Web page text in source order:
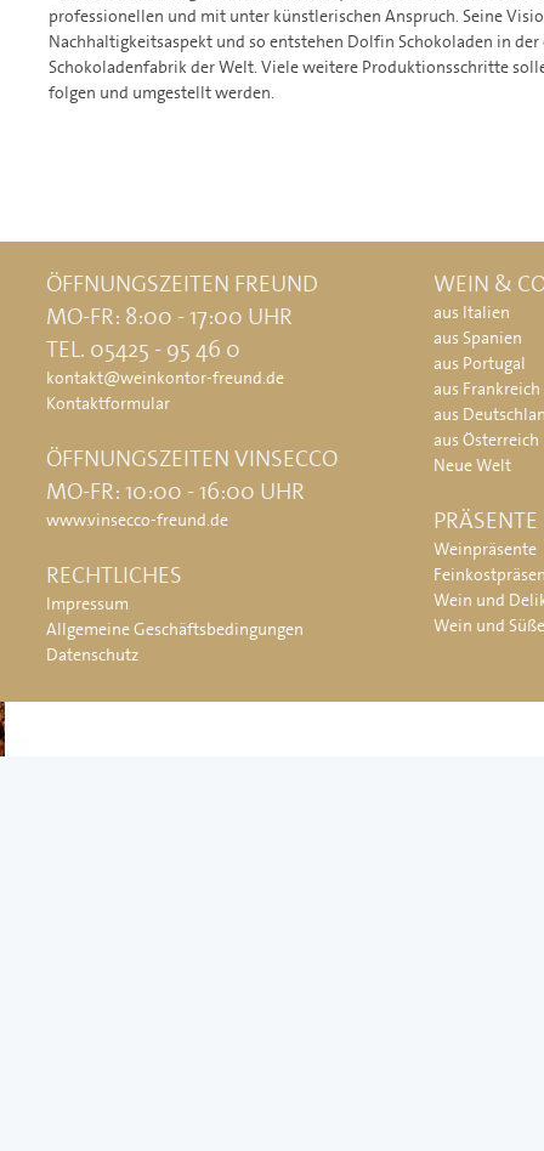
professionellen und mit unter künstlerischen Anspruch. Seine
Nachhaltigkeitsaspekt und so entstehen Dolfin Schokoladen in der
Schokoladenfabrik der Welt. Viele weitere Produktionsschritte
folgen und umgestellt werden.
ÖFFNUNGSZEITEN FREUND
MO-FR: 8:00 - 17:00 UHR
TEL. 05425 - 95 46 0
kontakt@weinkontor-freund.de
Kontaktformular
ÖFFNUNGSZEITEN VINSECCO
MO-FR: 10:00 - 16:00 UHR
www.vinsecco-freund.de
RECHTLICHES
Impressum
Allgemeine Geschäftsbedingungen
Datenschutz
WEIN &
aus Italien
aus Spanien
aus Portugal
aus Frankreich
aus
aus Österreich
Neue Welt
PRÄSENTE
Weinpräsente
Wein und
Wein und